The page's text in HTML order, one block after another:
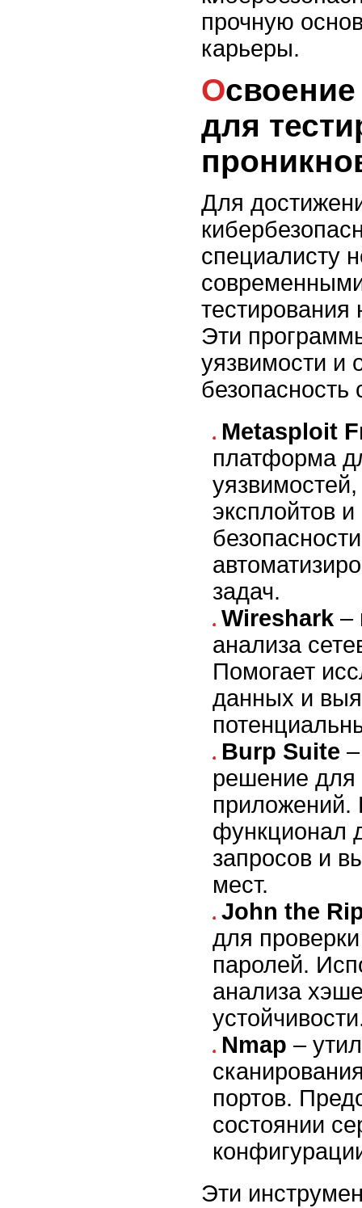
прочную
карьеры.
Освоение инструментов
для
Для
специалисту
тестирования
Эти
уязвимости и
безопасность
Metasploit
платформа
эксплойтов
задач.
Wireshark –
анализа
Помогает
данных и
Burp Suite
решение для
приложений.
функционал
запросов и
мест.
John the
для
паролей.
анализа
Nmap –
портов.
состоянии
Эти